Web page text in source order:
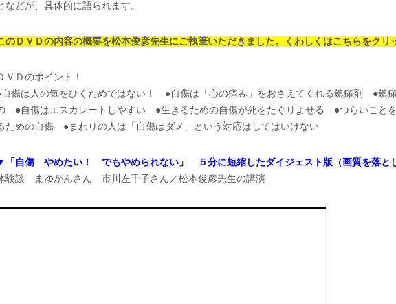
などが、具体的に語られます。
のＤＶＤの内容の概要を松本俊彦先生にご執筆いただきました。くわしくはこちらをクリ
ＶＤのポイント！
傷は人の気をひくためではない！ ●自傷は「心の痛み」をおさえてくれる鎮痛剤 ●鎮
●自傷はエスカレートしやすい ●生きるための自傷が死をたぐりよせる ●つらいこと
ための自傷 ●まわりの人は「自傷はダメ」という対応はしてはいけない
自傷 やめたい！ でもやめられない」 ５分に短縮したダイジェスト版（画質を落とし
験談 まゆかんさん 市川左千子さん／松本俊彦先生の講演